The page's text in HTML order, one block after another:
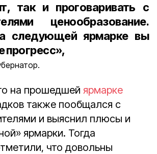
так и проговаривать с
ценообразование.
следующей ярмарке вы
прогресс»,
на прошедшей ярмарке
также пообщался с
и выяснил плюсы и
ярмарки. Тогда
что довольны